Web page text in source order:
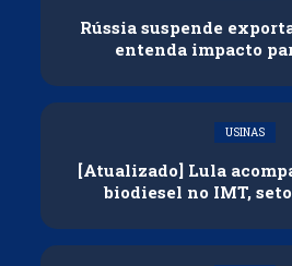
Rússia suspende
entenda impacto
USINAS
[Atualizado] Lula
biodiesel no IMT,